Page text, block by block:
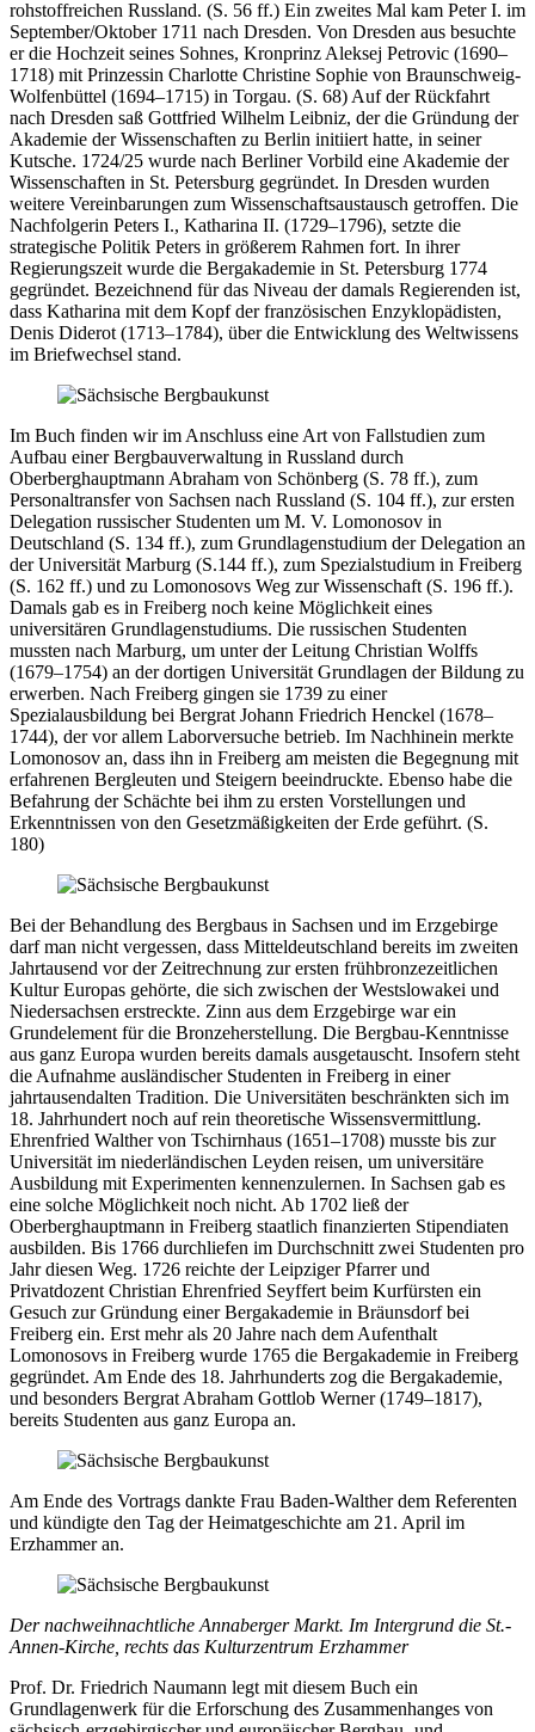
rohstoffreichen Russland. (S. 56 ff.) Ein zweites Mal kam Peter I. im
September/Oktober 1711 nach Dresden. Von Dresden aus besuchte
er die Hochzeit seines Sohnes, Kronprinz Aleksej Petrovic (1690–
1718) mit Prinzessin Charlotte Christine Sophie von Braunschweig-
Wolfenbüttel (1694–1715) in Torgau. (S. 68) Auf der Rückfahrt
nach Dresden saß Gottfried Wilhelm Leibniz, der die Gründung der
Akademie der Wissenschaften zu Berlin initiiert hatte, in seiner
Kutsche. 1724/25 wurde nach Berliner Vorbild eine Akademie der
Wissenschaften in St. Petersburg gegründet. In Dresden wurden
weitere Vereinbarungen zum Wissenschaftsaustausch getroffen. Die
Nachfolgerin Peters I., Katharina II. (1729–1796), setzte die
strategische Politik Peters in größerem Rahmen fort. In ihrer
Regierungszeit wurde die Bergakademie in St. Petersburg 1774
gegründet. Bezeichnend für das Niveau der damals Regierenden ist,
dass Katharina mit dem Kopf der französischen Enzyklopädisten,
Denis Diderot (1713–1784), über die Entwicklung des Weltwissens
im Briefwechsel stand.
Im Buch finden wir im Anschluss eine Art von Fallstudien zum
Aufbau einer Bergbauverwaltung in Russland durch
Oberberghauptmann Abraham von Schönberg (S. 78 ff.), zum
Personaltransfer von Sachsen nach Russland (S. 104 ff.), zur ersten
Delegation russischer Studenten um M. V. Lomonosov in
Deutschland (S. 134 ff.), zum Grundlagenstudium der Delegation an
der Universität Marburg (S.144 ff.), zum Spezialstudium in Freiberg
(S. 162 ff.) und zu Lomonosovs Weg zur Wissenschaft (S. 196 ff.).
Damals gab es in Freiberg noch keine Möglichkeit eines
universitären Grundlagenstudiums. Die russischen Studenten
mussten nach Marburg, um unter der Leitung Christian Wolffs
(1679–1754) an der dortigen Universität Grundlagen der Bildung zu
erwerben. Nach Freiberg gingen sie 1739 zu einer
Spezialausbildung bei Bergrat Johann Friedrich Henckel (1678–
1744), der vor allem Laborversuche betrieb. Im Nachhinein merkte
Lomonosov an, dass ihn in Freiberg am meisten die Begegnung mit
erfahrenen Bergleuten und Steigern beeindruckte. Ebenso habe die
Befahrung der Schächte bei ihm zu ersten Vorstellungen und
Erkenntnissen von den Gesetzmäßigkeiten der Erde geführt. (S.
180)
Bei der Behandlung des Bergbaus in Sachsen und im Erzgebirge
darf man nicht vergessen, dass Mitteldeutschland bereits im zweiten
Jahrtausend vor der Zeitrechnung zur ersten frühbronzezeitlichen
Kultur Europas gehörte, die sich zwischen der Westslowakei und
Niedersachsen erstreckte. Zinn aus dem Erzgebirge war ein
Grundelement für die Bronzeherstellung. Die Bergbau-Kenntnisse
aus ganz Europa wurden bereits damals ausgetauscht. Insofern steht
die Aufnahme ausländischer Studenten in Freiberg in einer
jahrtausendalten Tradition. Die Universitäten beschränkten sich im
18. Jahrhundert noch auf rein theoretische Wissensvermittlung.
Ehrenfried Walther von Tschirnhaus (1651–1708) musste bis zur
Universität im niederländischen Leyden reisen, um universitäre
Ausbildung mit Experimenten kennenzulernen. In Sachsen gab es
eine solche Möglichkeit noch nicht. Ab 1702 ließ der
Oberberghauptmann in Freiberg staatlich finanzierten Stipendiaten
ausbilden. Bis 1766 durchliefen im Durchschnitt zwei Studenten pro
Jahr diesen Weg. 1726 reichte der Leipziger Pfarrer und
Privatdozent Christian Ehrenfried Seyffert beim Kurfürsten ein
Gesuch zur Gründung einer Bergakademie in Bräunsdorf bei
Freiberg ein. Erst mehr als 20 Jahre nach dem Aufenthalt
Lomonosovs in Freiberg wurde 1765 die Bergakademie in Freiberg
gegründet. Am Ende des 18. Jahrhunderts zog die Bergakademie,
und besonders Bergrat Abraham Gottlob Werner (1749–1817),
bereits Studenten aus ganz Europa an.
Am Ende des Vortrags dankte Frau Baden-Walther dem Referenten
und kündigte den Tag der Heimatgeschichte am 21. April im
Erzhammer an.
Der nachweihnachtliche Annaberger Markt. Im Intergrund die St.-
Annen-Kirche, rechts das Kulturzentrum Erzhammer
Prof. Dr. Friedrich Naumann legt mit diesem Buch ein
Grundlagenwerk für die Erforschung des Zusammenhanges von